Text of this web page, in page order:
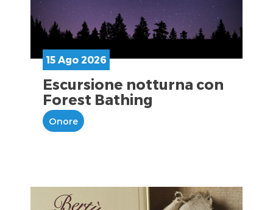
15 Ago 2026
Escursione notturna con
Forest Bathing
Onore